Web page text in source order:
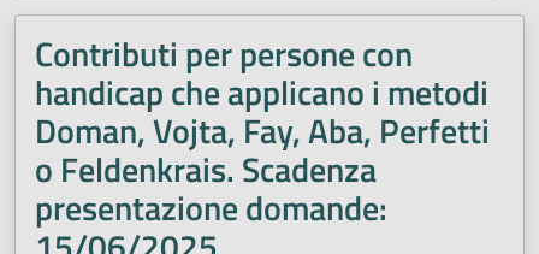
Defibrillatore Automatico Esterno DAE
Deleghe
Dematerializzata DEMA
Demenza
Diritti dei pazienti
Donazione organi e sangue
Esami di Laboratorio
Farmaci
Ginecologia e Ostetricia
Inclusione
Inclusione sociale
Infermieri
Influenza
Laboratorio Analisi
Contributi per persone con
handicap che applicano i metodi
Doman, Vojta, Fay, Aba, Perfetti
o Feldenkrais. Scadenza
presentazione domande: